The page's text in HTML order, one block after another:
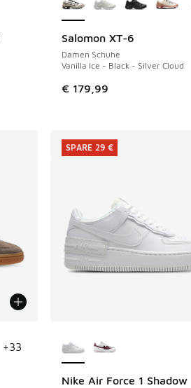
Salomon XT-6
Damen Schuhe
Vanilla Ice - Black - Silver Cloud
€ 179,99
NEU
+33
Nike Air Force 1 Shadow
SPARE 29 €
SPARE 29 €